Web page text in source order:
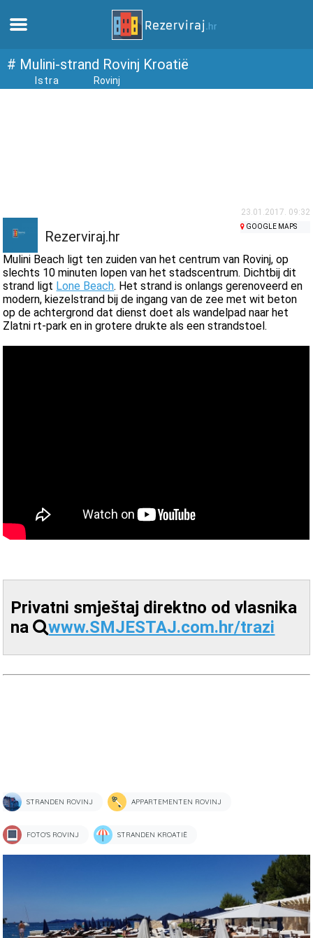
Thuis
webcams
Ontmoet Kroatië
musea
# Mulini-strand Rovinj Kroatië
Istra Rovinj
23.01.2017. 09:32
Rezerviraj.hr
GOOGLE MAPS
Mulini Beach ligt ten zuiden van het centrum van Rovinj, op
slechts 10 minuten lopen van het stadscentrum. Dichtbij dit
strand ligt Lone Beach. Het strand is onlangs gerenoveerd en
modern, kiezelstrand bij de ingang van de zee met wit beton
op de achtergrond dat dienst doet als wandelpad naar het
Zlatni rt-park en in grotere drukte als een strandstoel.
Privatni smještaj direktno od vlasnika
na
www.SMJESTAJ.com.hr/trazi
STRANDEN ROVINJ APPARTEMENTEN ROVINJ
FOTO'S ROVINJ STRANDEN KROATIË